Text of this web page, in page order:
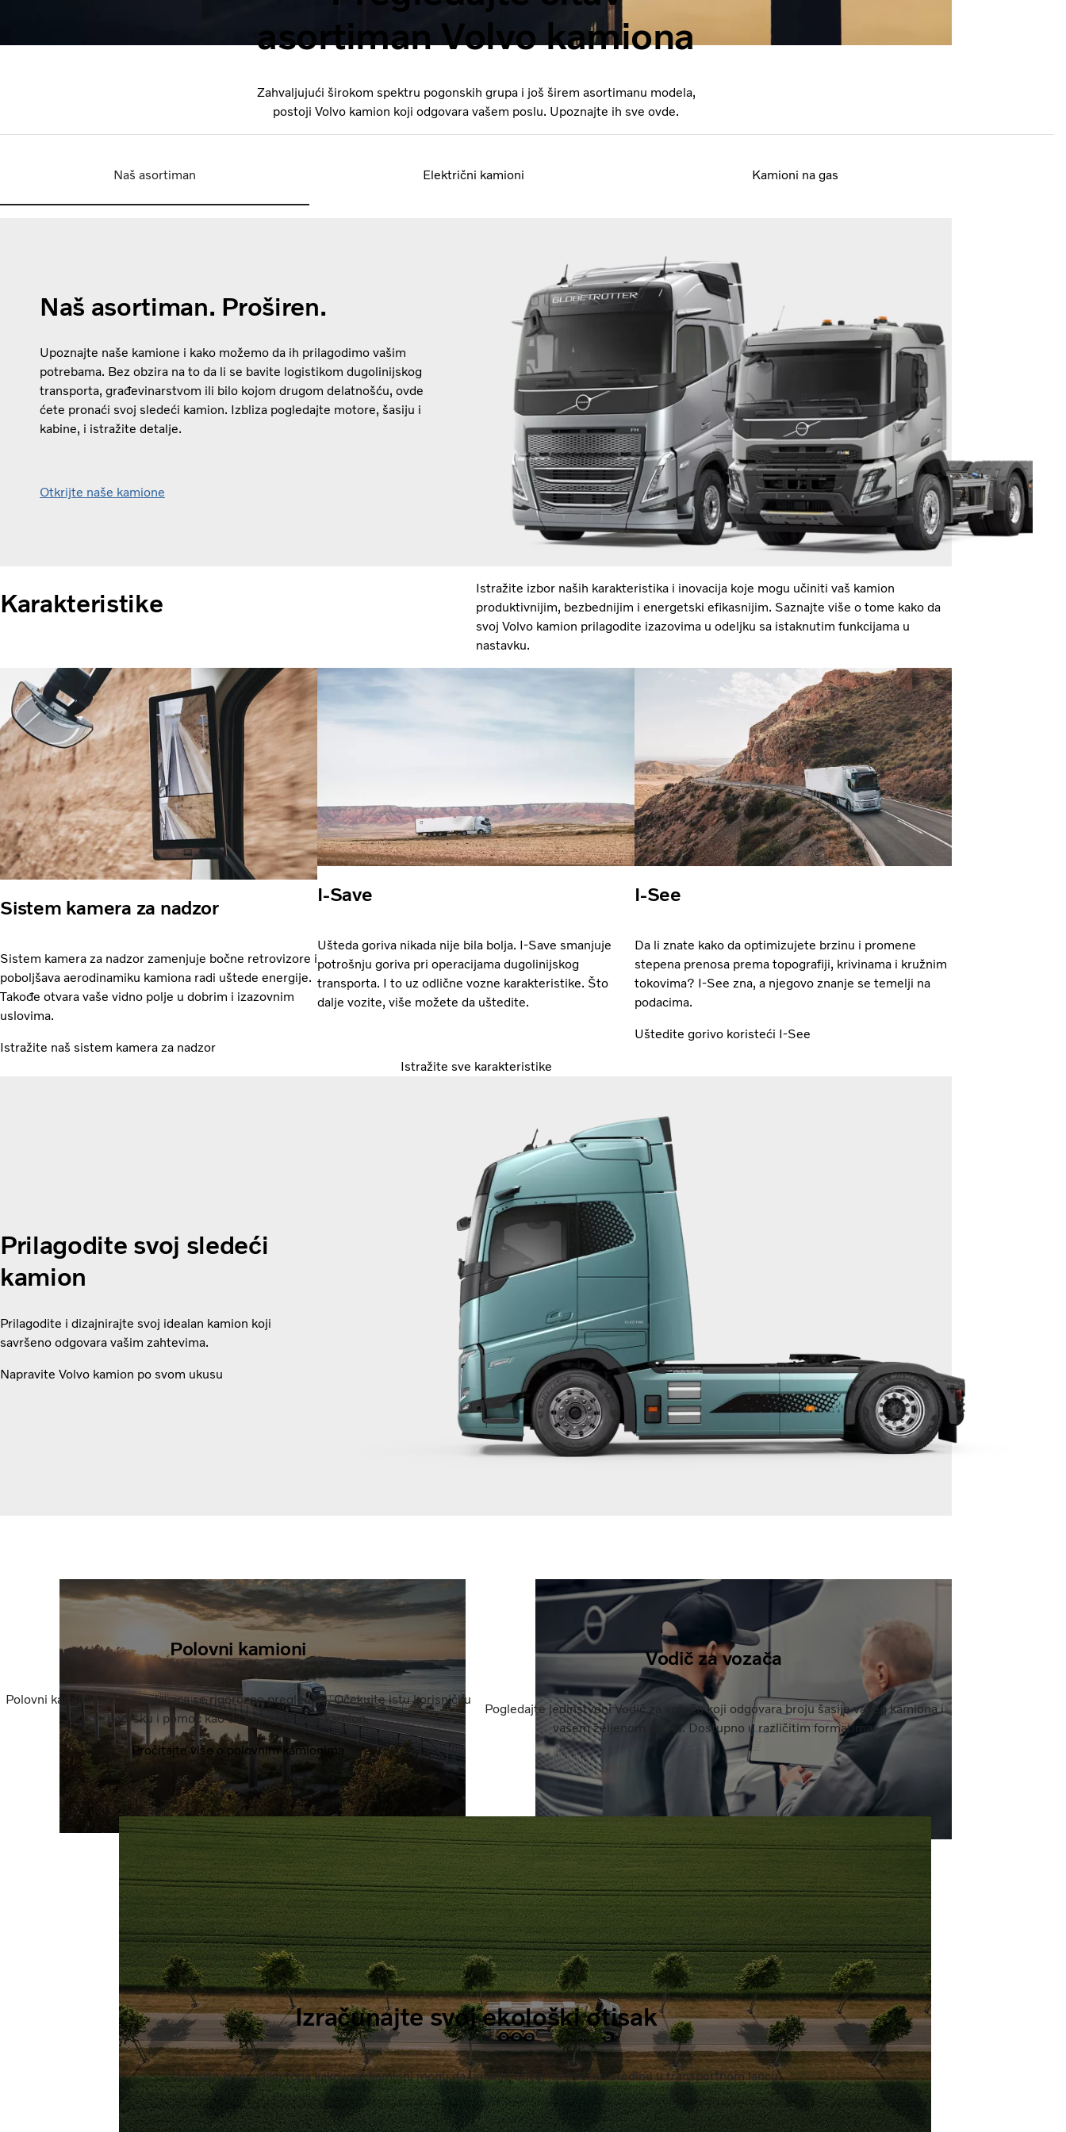
asortiman Volvo kamiona
Zahvaljujući širokom spektru pogonskih grupa i još širem asortimanu modela,
postoji Volvo kamion koji odgovara vašem poslu. Upoznajte ih sve ovde.
Naš asortiman Električni kamioni Kamioni na gas
Naš asortiman. Proširen.
Upoznajte naše kamione i kako možemo da ih prilagodimo vašim
potrebama. Bez obzira na to da li se bavite logistikom dugolinijskog
transporta, građevinarstvom ili bilo kojom drugom delatnošću, ovde
ćete pronaći svoj sledeći kamion. Izbliza pogledajte motore, šasiju i
kabine, i istražite detalje.
Otkrijte naše kamione
Karakteristike
Istražite izbor naših karakteristika i inovacija koje mogu učiniti vaš kamion
produktivnijim, bezbednijim i energetski efikasnijim. Saznajte više o tome kako da
svoj Volvo kamion prilagodite izazovima u odeljku sa istaknutim funkcijama u
nastavku.
Sistem kamera za nadzor
Sistem kamera za nadzor zamenjuje bočne retrovizore i
poboljšava aerodinamiku kamiona radi uštede energije.
Takođe otvara vaše vidno polje u dobrim i izazovnim
uslovima.
Istražite naš sistem kamera za nadzor
I-Save
Ušteda goriva nikada nije bila bolja. I-Save smanjuje
potrošnju goriva pri operacijama dugolinijskog
transporta. I to uz odlične vozne karakteristike. Što
dalje vozite, više možete da uštedite.
I-See
Da li znate kako da optimizujete brzinu i promene
stepena prenosa prema topografiji, krivinama i kružnim
tokovima? I-See zna, a njegovo znanje se temelji na
podacima.
Uštedite gorivo koristeći I-See
Istražite sve karakteristike
Prilagodite svoj sledeći
kamion
Prilagodite i dizajnirajte svoj idealan kamion koji
savršeno odgovara vašim zahtevima.
Napravite Volvo kamion po svom ukusu
Polovni kamioni
Polovni kamioni naših prodavaca se rigorozno pregledaju. Očekujte istu korisničku
podršku i pomoć kao da kupujete novi kamion.
Pročitajte više o polovnim kamionima
Vodič za vozača
Pogledajte jedinstveni Vodič za vozača koji odgovara broju šasije vašeg kamiona i
vašem željenom jeziku. Dostupno u različitim formatima.
Izračunajte svoj ekološki otisak
Dobijate jasnu sliku toga kako vaši kamioni mogu da umanje uticaj na životnu sredinu u transportnom lancu.